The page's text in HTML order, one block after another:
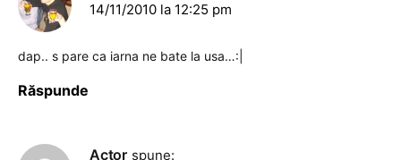
14/11/2010 la 12:25 pm
dap.. s pare ca iarna ne bate la usa…:|
Răspunde
Actor spune: